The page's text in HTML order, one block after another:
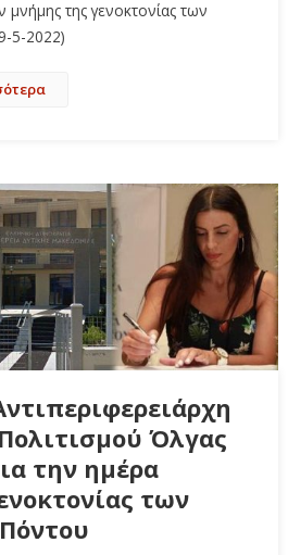
της γενοκτονίας των
5-2022)
Όλγας
την ημέρα
των